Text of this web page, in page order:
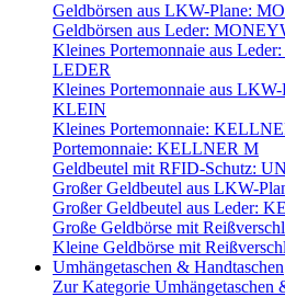
Geldbörsen aus LKW-Plane:
Geldbörsen aus Leder:
Kleines Portemonnaie aus
LEDER
Kleines Portemonnaie aus
KLEIN
Kleines Portemonnaie:
Portemonnaie: KELLNER M
Geldbeutel mit RFID-Schutz:
Großer Geldbeutel aus LKW-
Großer Geldbeutel aus Leder:
Große Geldbörse mit
Kleine Geldbörse mit
Umhängetaschen & Handtaschen
Zur Kategorie Umhängetaschen